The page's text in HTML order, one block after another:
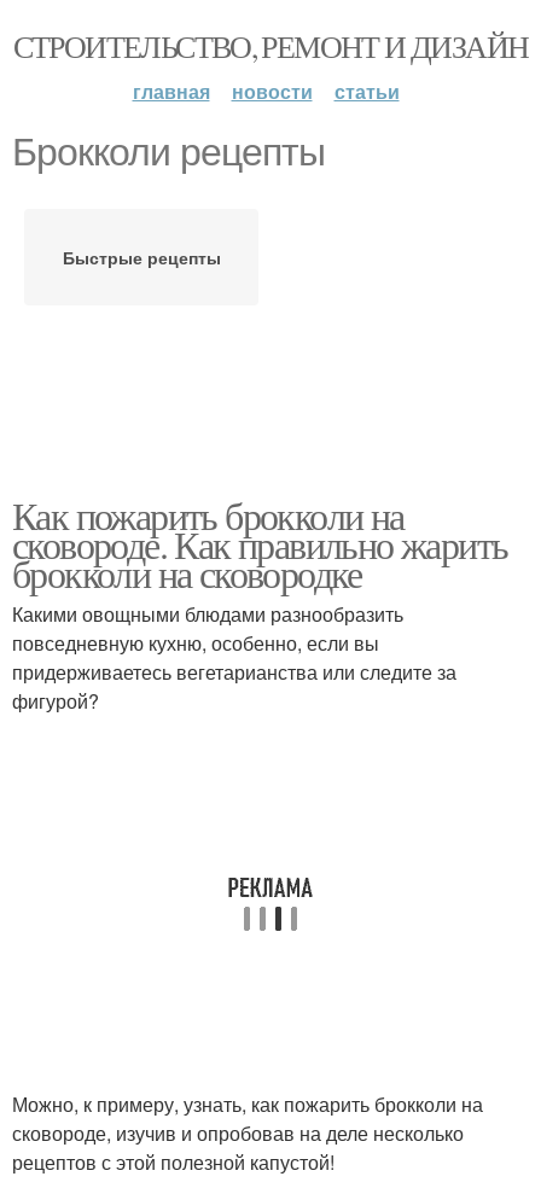
СТРОИТЕЛЬСТВО, РЕМОНТ И ДИЗАЙН
главная новости статьи
Брокколи рецепты
Быстрые рецепты
Как пожарить брокколи на
сковороде. Как правильно жарить
брокколи на сковородке
Какими овощными блюдами разнообразить
повседневную кухню, особенно, если вы
придерживаетесь вегетарианства или следите за
фигурой?
Можно, к примеру, узнать, как пожарить брокколи на
сковороде, изучив и опробовав на деле несколько
рецептов с этой полезной капустой!